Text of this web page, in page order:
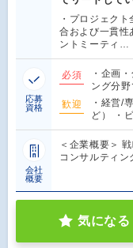
・プロジェク
合および一貫性
ントミーティ…
応募
資格
必須
・企画
ング分
歓迎
・経営/
ど） ・
会社
概要
＜企業概要＞
コンサルティ
気になる